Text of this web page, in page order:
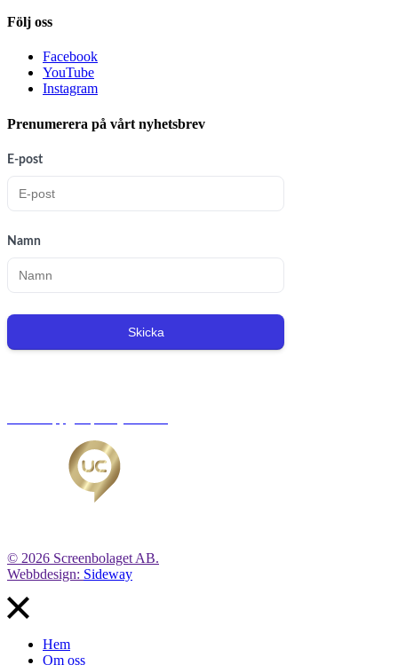
Följ oss
Facebook
YouTube
Instagram
Prenumerera på vårt nyhetsbrev
E-post
Namn
Skicka
© 2026 Screenbolaget AB.
Webbdesign: Sideway
Hem
Om oss